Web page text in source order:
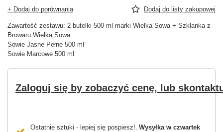
+ Dodaj do porównania Dodaj do listy zakupowej
Zawartość zestawu: 2 butelki 500 ml marki Wielka Sowa + Szklanka z
Browaru Wielka Sowa:
Sowie Jasne Pełne 500 ml
Sowie Marcowe 500 ml
Zaloguj się by zobaczyć cenę, lub
Ostatnie sztuki - lepiej się pospiesz! Wysyłka w czwartek